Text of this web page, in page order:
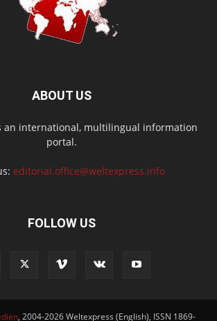
ABOUT US
is an international, multilingual information
portal.
editorial.office@weltexpress.info
FOLLOW US
, 2004-2026 Weltexpress (English), ISSN 1869-